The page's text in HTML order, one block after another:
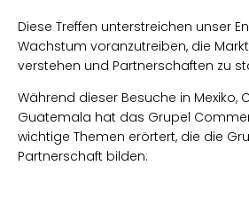
Diese Treffen unterstreichen unser
Wachstum voranzutreiben, die
verstehen und Partnerschaften zu
Während dieser Besuche in Mexiko,
Guatemala hat das Grupel
wichtige Themen erörtert, die die
Partnerschaft bilden: